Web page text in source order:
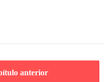
anterior